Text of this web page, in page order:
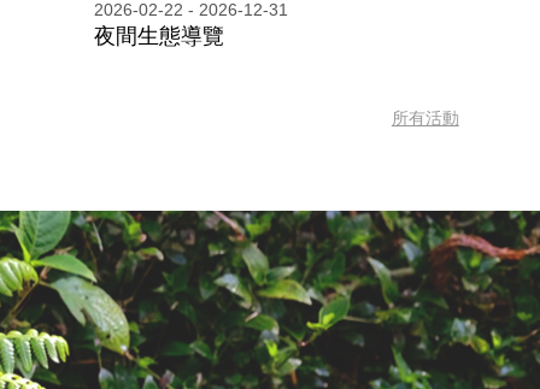
2026-02-22 - 2026-12-31
夜間生態導覽
所有活動